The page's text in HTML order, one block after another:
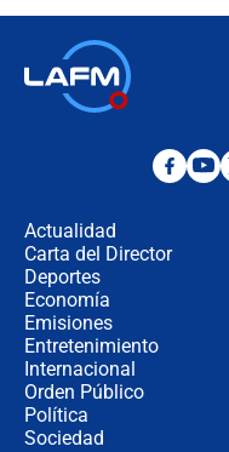
Actualidad
Carta del Director
Deportes
Economía
Emisiones
Entretenimiento
Internacional
Orden Público
Política
Sociedad